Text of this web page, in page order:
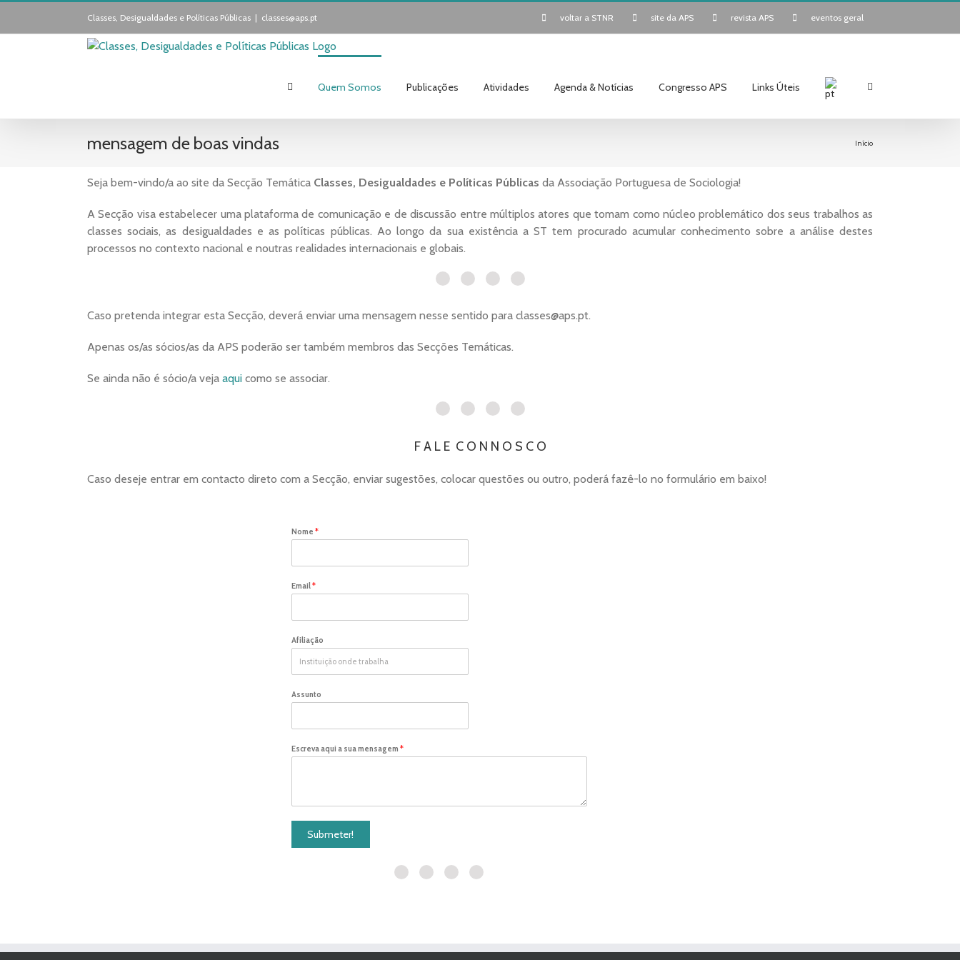
Classes, Desigualdades e Políticas Públicas | classes@aps.pt voltar a STNR site da APS revista APS eventos geral
Quem Somos Publicações Atividades Agenda & Notícias Congresso APS Links Úteis
mensagem de boas vindas Início
Seja bem-vindo/a ao site da Secção Temática Classes, Desigualdades e Políticas Públicas da Associação Portuguesa de Sociologia!
A Secção visa estabelecer uma plataforma de comunicação e de discussão entre múltiplos atores que tomam como núcleo problemático dos seus trabalhos as
classes sociais, as desigualdades e as políticas públicas. Ao longo da sua existência a ST tem procurado acumular conhecimento sobre a análise destes
processos no contexto nacional e noutras realidades internacionais e globais.
Caso pretenda integrar esta Secção, deverá enviar uma mensagem nesse sentido para classes@aps.pt.
Apenas os/as sócios/as da APS poderão ser também membros das Secções Temáticas.
Se ainda não é sócio/a veja aquicomo se associar.
F A L E C O N N O S C O
Caso deseje entrar em contacto direto com a Secção, enviar sugestões, colocar questões ou outro, poderá fazê-lo no formulário em baixo!
Nome *
Email*
Afiliação
Assunto
Escreva aqui a sua mensagem *
Submeter!